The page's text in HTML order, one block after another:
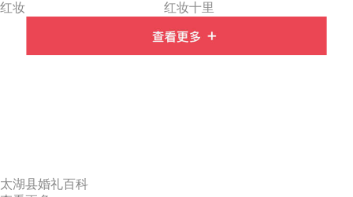
红妆 红妆十里
太湖县婚礼百科